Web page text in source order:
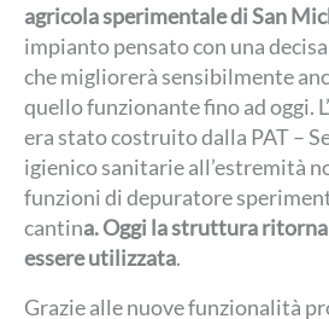
agricola sperimentale di San
impianto pensato con una
che migliorerà sensibilmente
quello funzionante fino ad oggi.
era stato costruito dalla PAT –
igienico sanitarie all’estremità
funzioni di depuratore
cantina. Oggi la struttura
essere utilizzata.
Grazie alle nuove funzionalità